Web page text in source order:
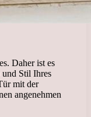
Daher ist es
Stil Ihres
mit der
angenehmen